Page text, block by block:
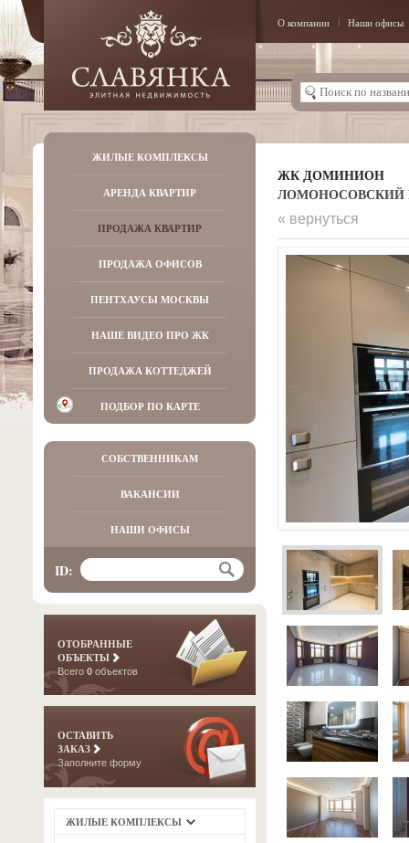
О компании Наши офисы
ЖИЛЫЕ КОМПЛЕКСЫ
АРЕНДА КВАРТИР
ПРОДАЖА КВАРТИР
ПРОДАЖА ОФИСОВ
ПЕНТХАУСЫ МОСКВЫ
НАШЕ ВИДЕО ПРО ЖК
ПРОДАЖА КОТТЕДЖЕЙ
ПОДБОР ПО КАРТЕ
СОБСТВЕННИКАМ
ВАКАНСИИ
НАШИ ОФИСЫ
ID:
ОТОБРАННЫЕ
ОБЪЕКТЫ
Всего 0 объектов
ОСТАВИТЬ
ЗАКАЗ
Заполните форму
ЖИЛЫЕ КОМПЛЕКСЫ
ЖК ДОМИНИОН
ЛОМОНОСОВСКИЙ
« вернуться